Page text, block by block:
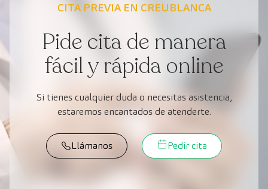
CITA PREVIA EN CREUBLANCA
Pide cita de manera
fácil y rápida online
Si tienes cualquier duda o necesitas asistencia,
estaremos encantados de atenderte.
Llámanos Pedir cita